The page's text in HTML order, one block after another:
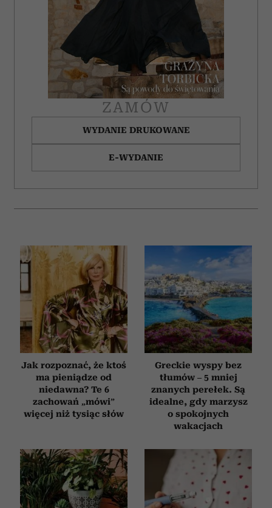
ZAMÓW
WYDANIE DRUKOWANE
E-WYDANIE
Jak rozpoznać, że ktoś
ma pieniądze od
niedawna? Te 6
zachowań „mówi”
więcej niż tysiąc słów
Greckie wyspy bez
tłumów – 5 mniej
znanych perełek. Są
idealne, gdy marzysz
o spokojnych
wakacjach